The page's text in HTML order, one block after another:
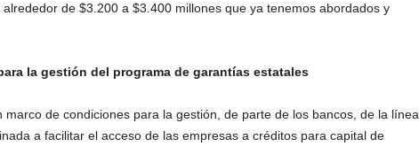
de $3.200 a $3.400 millones que ya tenemos abordados y
la gestión del programa de garantías estatales
marco de condiciones para la gestión, de parte de los bancos, de la línea
a facilitar el acceso de las empresas a créditos para capital de